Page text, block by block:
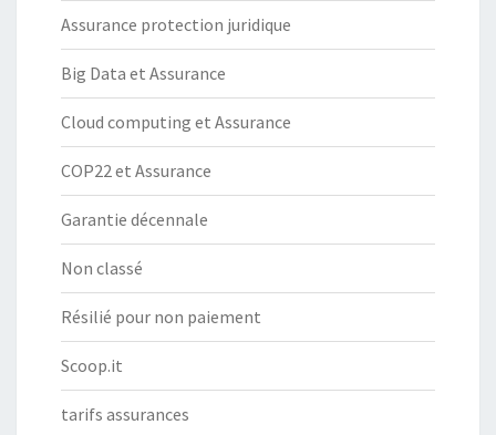
Assurance protection juridique
Big Data et Assurance
Cloud computing et Assurance
COP22 et Assurance
Garantie décennale
Non classé
Résilié pour non paiement
Scoop.it
tarifs assurances